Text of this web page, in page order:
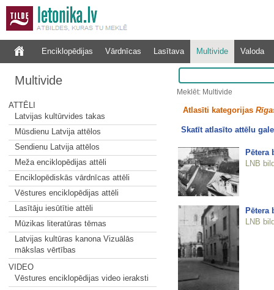
Enciklopēdijas Vārdnīcas Lasītava Multivide Valoda
Multivide
ATTĒLI
Latvijas kultūrvides takas
Mūsdienu Latvija attēlos
Sendienu Latvija attēlos
Meža enciklopēdijas attēli
Enciklopēdiskās vārdnīcas attēli
Vēstures enciklopēdijas attēli
Lasītāju iesūtītie attēli
Mūzikas literatūras tēmas
Latvijas kultūras kanona Vizuālās
mākslas vērtības
VIDEO
Vēstures enciklopēdijas video ieraksti
Meklēt: Multivide
Atlasīti kategorijas
Skatīt atlasīto attēlu
Pētera
LNB
Pētera
LNB